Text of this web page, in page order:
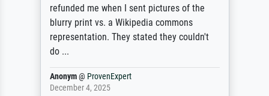
refunded me when I sent pictures of the
blurry print vs. a Wikipedia commons
representation. They stated they couldn't
do ...
Anonym@ ProvenExpert
December 4, 2025